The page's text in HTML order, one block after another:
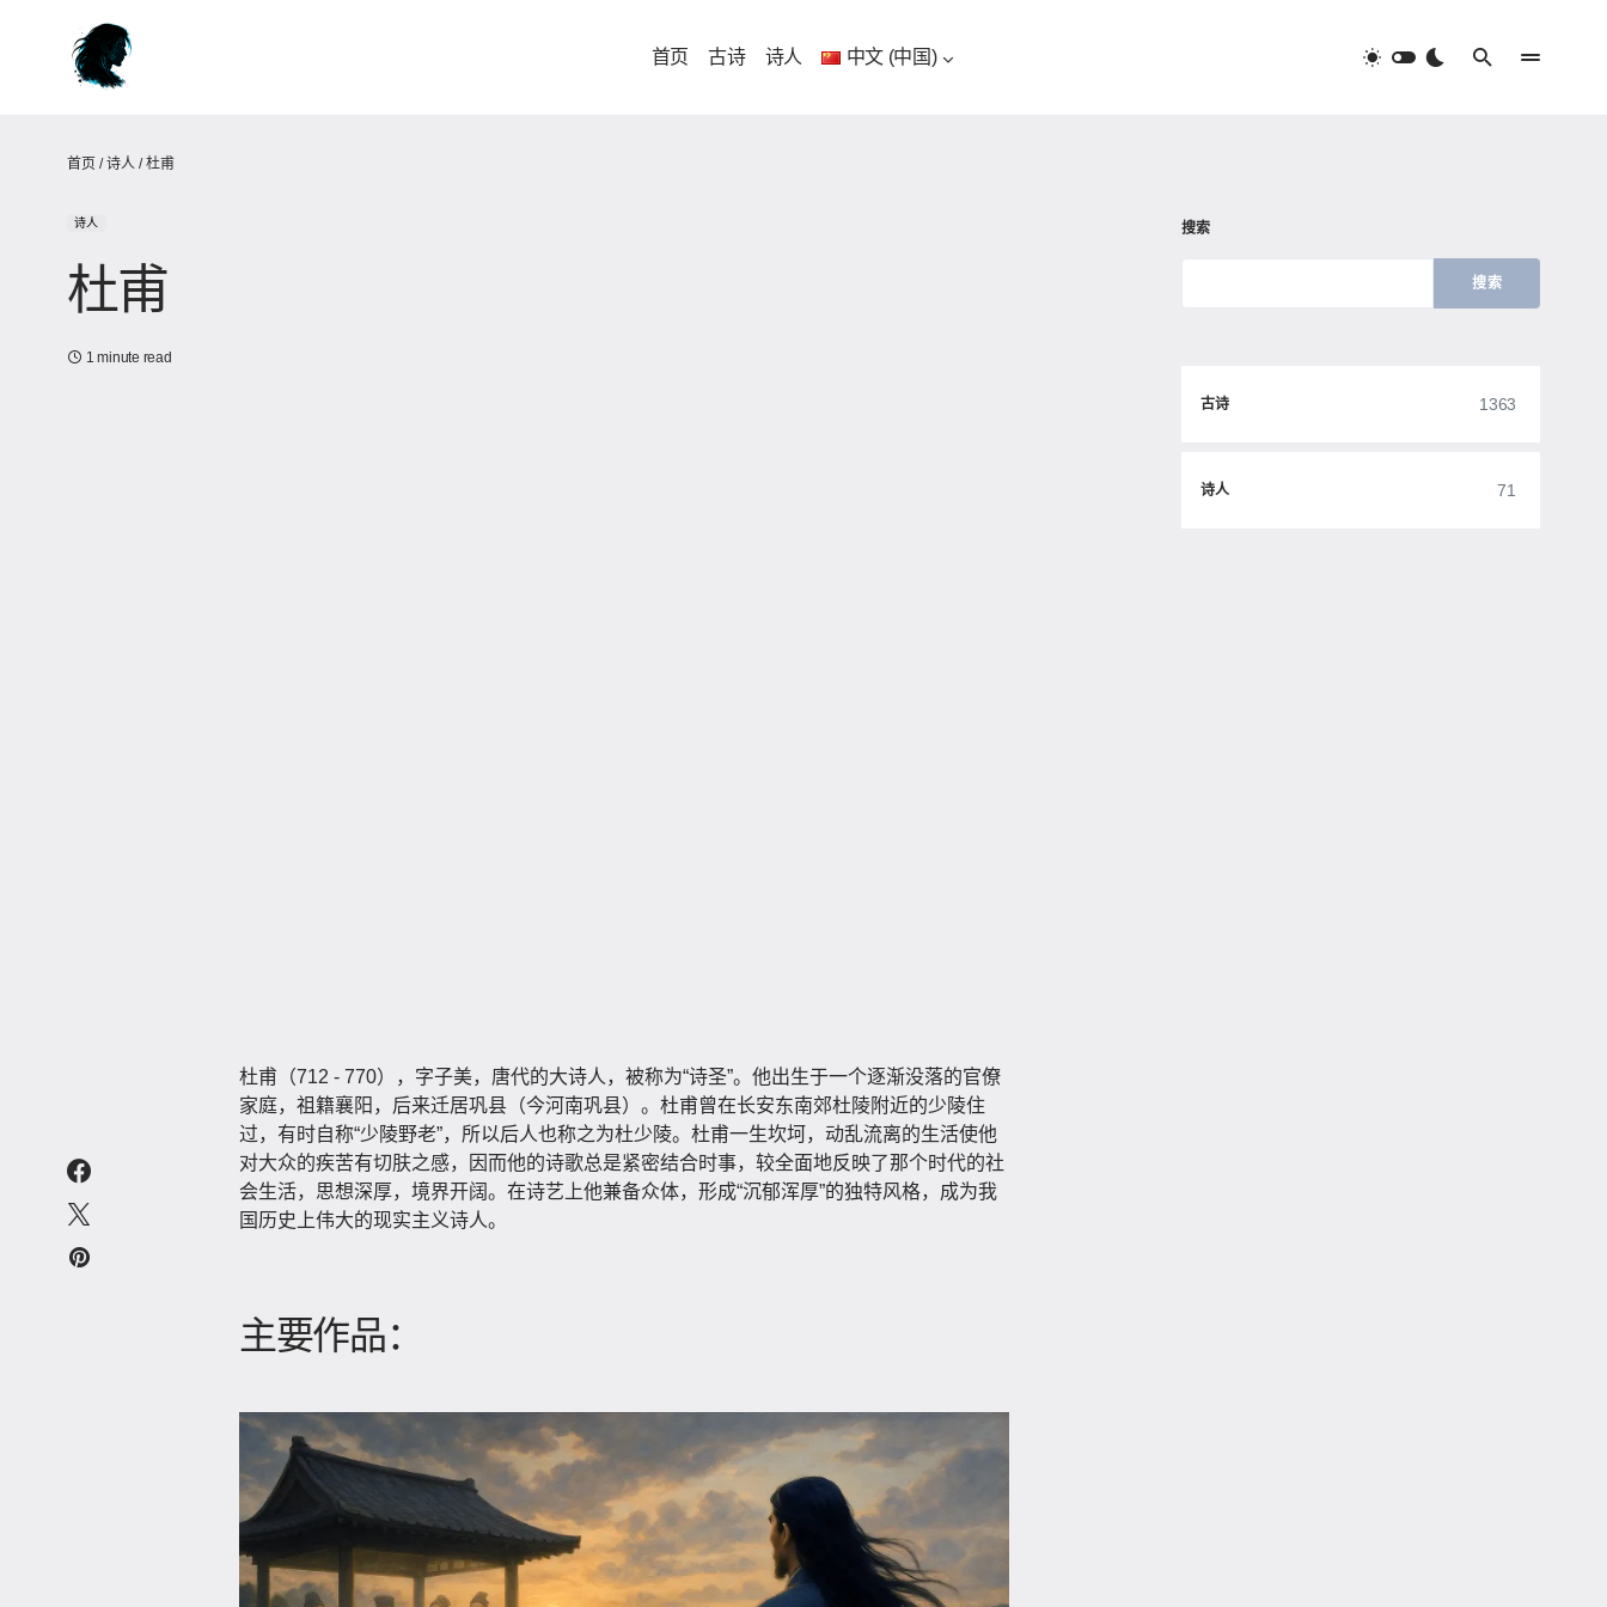
首页 古诗 诗人 中文 (中国)
首页 /诗人 /杜甫
诗人
杜甫
1 minute read
杜甫（712 - 770），字子美，唐代的大诗人，被称为“诗圣”。他出生于一个逐渐没落的官僚
家庭，祖籍襄阳，后来迁居巩县（今河南巩县）。杜甫曾在长安东南郊杜陵附近的少陵住
过，有时自称“少陵野老”，所以后人也称之为杜少陵。杜甫一生坎坷，动乱流离的生活使他
对大众的疾苦有切肤之感，因而他的诗歌总是紧密结合时事，较全面地反映了那个时代的社
会生活，思想深厚，境界开阔。在诗艺上他兼备众体，形成“沉郁浑厚”的独特风格，成为我
国历史上伟大的现实主义诗人。
主要作品：
搜索
搜索
古诗 1363
诗人 71